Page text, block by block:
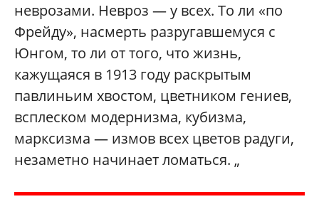
неврозами. Невроз — у всех. То ли «по
Фрейду», насмерть разругавшемуся с
Юнгом, то ли от того, что жизнь,
кажущаяся в 1913 году раскрытым
павлиньим хвостом, цветником гениев,
всплеском модернизма, кубизма,
марксизма — измов всех цветов радуги,
незаметно начинает ломаться. „